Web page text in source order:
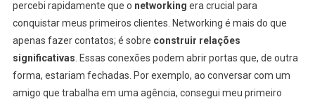
percebi rapidamente que o networking era crucial para
conquistar meus primeiros clientes. Networking é mais do que
apenas fazer contatos; é sobre construir relações
significativas. Essas conexões podem abrir portas que, de outra
forma, estariam fechadas. Por exemplo, ao conversar com um
amigo que trabalha em uma agência, consegui meu primeiro